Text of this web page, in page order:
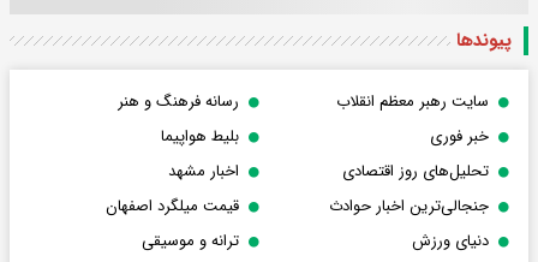
پیوندها
سایت رهبر معظم انقلاب
رسانه فرهنگ و هنر
خبر فوری
بلیط هواپیما
تحلیل‌های روز اقتصادی
اخبار مشهد
جنجالی‌ترین اخبار حوادث
قیمت میلگرد اصفهان
دنیای ورزش
ترانه و موسیقی